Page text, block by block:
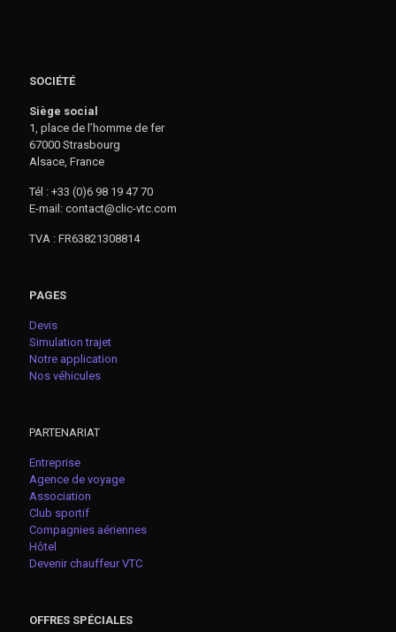
SOCIÉTÉ
Siège social
1, place de l’homme de fer
67000 Strasbourg
Alsace, France
Tél : +33 (0)6 98 19 47 70
E-mail: contact@clic-vtc.com
TVA : FR63821308814
PAGES
Devis
Simulation trajet
Notre application
Nos véhicules
PARTENARIAT
Entreprise
Agence de voyage
Association
Club sportif
Compagnies aériennes
Hôtel
Devenir chauffeur VTC
OFFRES SPÉCIALES